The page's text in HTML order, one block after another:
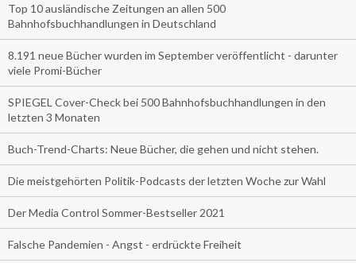
Top 10 ausländische Zeitungen an allen 500
Bahnhofsbuchhandlungen in Deutschland
8.191 neue Bücher wurden im September veröffentlicht - darunter
viele Promi-Bücher
SPIEGEL Cover-Check bei 500 Bahnhofsbuchhandlungen in den
letzten 3 Monaten
Buch-Trend-Charts: Neue Bücher, die gehen und nicht stehen.
Die meistgehörten Politik-Podcasts der letzten Woche zur Wahl
Der Media Control Sommer-Bestseller 2021
Falsche Pandemien - Angst - erdrückte Freiheit